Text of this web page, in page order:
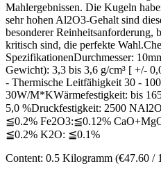
Mahlergebnissen. Die Kugeln
sehr hohen Al2O3-Gehalt sind
besonderer Reinheitsanforderung,
kritisch sind, die perfekte
SpezifikationenDurchmesser:
Gewicht): 3,3 bis 3,6 g/cm³ [ +/-
- Thermische Leitfähigkeit 30 -
30W/M*KWärmefestigkeit: bis
5,0 %Druckfestigkeit: 2500
≦0.2% Fe2O3:≦0.12%
≦0.2% K2O: ≦0.1%
Content: 0.5 Kilogramm (€47.60 /